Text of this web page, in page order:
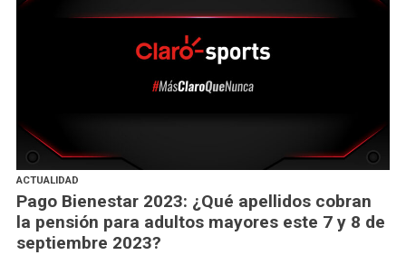
ACTUALIDAD
Pago Bienestar 2023: ¿Qué apellidos cobran
la pensión para adultos mayores este 7 y 8 de
septiembre 2023?